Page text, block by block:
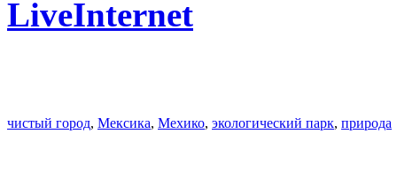
LiveInternet
чистый город, Мексика, Мехико, экологический парк, природа